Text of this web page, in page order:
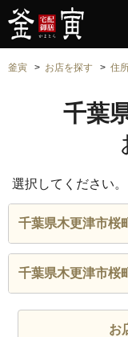
釜寅 お店を探す 住
千葉
選択してください。
千葉県木更津市桜
千葉県木更津市桜
お